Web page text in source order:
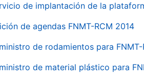
de implantación de la
de agendas FNMT-RCM 2014
de rodamientos para FNMT-
de material plástico para